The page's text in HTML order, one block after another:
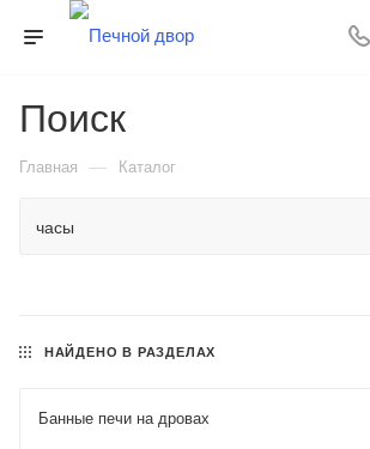
Поиск
Главная — Каталог
НАЙДЕНО В РАЗДЕЛАХ
Банные печи на дровах